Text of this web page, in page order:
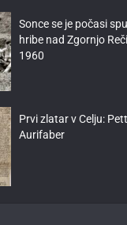
Sonce se je počasi
hribe nad Zgornjo
1960
Prvi zlatar v Celju:
Aurifaber